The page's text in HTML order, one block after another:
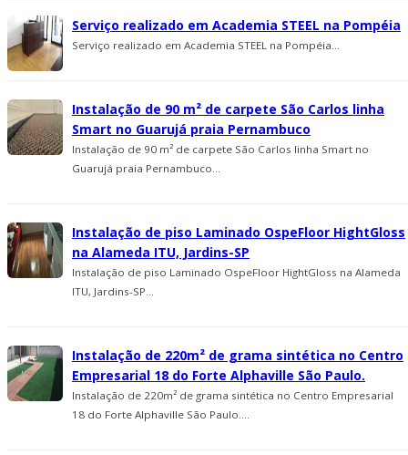
Serviço realizado em Academia STEEL na Pompéia
Serviço realizado em Academia STEEL na Pompéia...
Instalação de 90 m² de carpete São Carlos linha
Smart no Guarujá praia Pernambuco
Instalação de 90 m² de carpete São Carlos linha Smart no
Guarujá praia Pernambuco...
Instalação de piso Laminado OspeFloor HightGloss
na Alameda ITU, Jardins-SP
Instalação de piso Laminado OspeFloor HightGloss na Alameda
ITU, Jardins-SP...
Instalação de 220m² de grama sintética no Centro
Empresarial 18 do Forte Alphaville São Paulo.
Instalação de 220m² de grama sintética no Centro Empresarial
18 do Forte Alphaville São Paulo....